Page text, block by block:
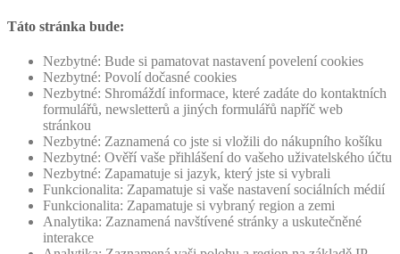
Táto stránka bude:
Nezbytné: Bude si pamatovat nastavení povelení cookies
Nezbytné: Povolí dočasné cookies
Nezbytné: Shromáždí informace, které zadáte do kontaktních
formulářů, newsletterů a jiných formulářů napříč web
stránkou
Nezbytné: Zaznamená co jste si vložili do nákupního košíku
Nezbytné: Ověří vaše přihlášení do vašeho uživatelského účtu
Nezbytné: Zapamatuje si jazyk, který jste si vybrali
Funkcionalita: Zapamatuje si vaše nastavení sociálních médií
Funkcionalita: Zapamatuje si vybraný region a zemi
Analytika: Zaznamená navštívené stránky a uskutečněné
interakce